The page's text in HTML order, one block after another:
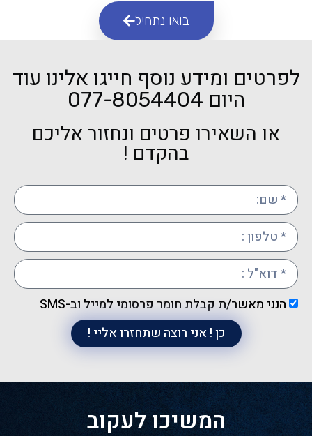
בואו נתחיל
לפרטים ומידע נוסף חייגו אלינו עוד
היום 077-8054404
או השאירו פרטים ונחזור אליכם
בהקדם !
הנני מאשר/ת קבלת חומר פרסומי למייל וב-SMS
כן ! אני רוצה שתחזרו אליי !
המשיכו לעקוב